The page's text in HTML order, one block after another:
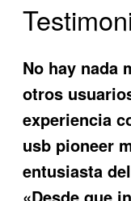
No hay nada
otros
experiencia
usb pioneer
entusiasta
«Desde que